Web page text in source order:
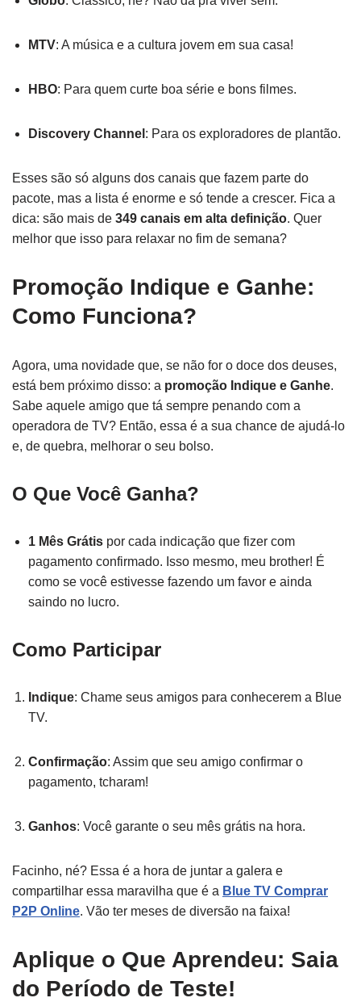
MTV: A música e a cultura jovem em sua casa!
HBO: Para quem curte boa série e bons filmes.
Discovery Channel : Para os exploradores de plantão.
Esses são só alguns dos canais que fazem parte do
pacote, mas a lista é enorme e só tende a crescer. Fica a
dica: são mais de 349 canais em alta definição. Quer
melhor que isso para relaxar no fim de semana?
Promoção Indique e Ganhe:
Como Funciona?
Agora, uma novidade que, se não for o doce dos deuses,
está bem próximo disso: a promoção Indique e Ganhe.
Sabe aquele amigo que tá sempre penando com a
operadora de TV? Então, essa é a sua chance de ajudá-lo
e, de quebra, melhorar o seu bolso.
O Que Você Ganha?
1 Mês Grátis por cada indicação que fizer com
pagamento confirmado. Isso mesmo, meu brother! É
como se você estivesse fazendo um favor e ainda
saindo no lucro.
Como Participar
Indique: Chame seus amigos para conhecerem a Blue
TV.
Confirmação: Assim que seu amigo confirmar o
pagamento, tcharam!
Ganhos: Você garante o seu mês grátis na hora.
Facinho, né? Essa é a hora de juntar a galera e
compartilhar essa maravilha que é a Blue TV Comprar
P2P Online. Vão ter meses de diversão na faixa!
Aplique o Que Aprendeu: Saia
do Período de Teste!